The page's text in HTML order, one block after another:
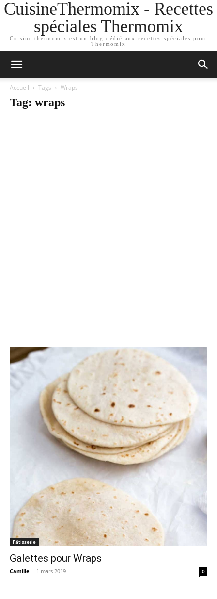
CuisineThermomix - Recettes
spéciales Thermomix
Cuisine thermomix est un blog dédié aux recettes spéciales pour
Thermomix
Accueil Tags Wraps
Tag: wraps
Pâtisserie
Galettes pour Wraps
Camille - 1 mars 2019 0